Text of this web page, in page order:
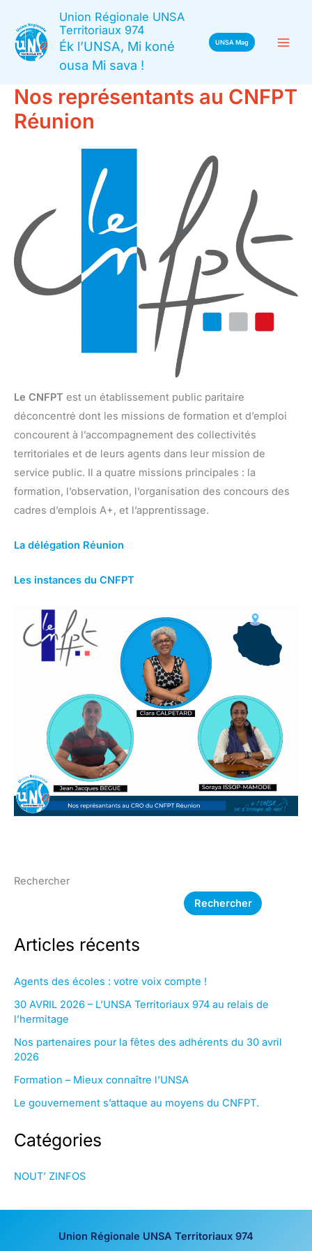
contenu
Union Régionale UNSA
Territoriaux 974
Ék l’UNSA, Mi koné
ousa Mi sava !
UNSA Mag
Nos représentants au CNFPT
Réunion
Le CNFPT est un établissement public paritaire
déconcentré dont les missions de formation et d’emploi
concourent à l’accompagnement des collectivités
territoriales et de leurs agents dans leur mission de
service public. Il a quatre missions principales : la
formation, l’observation, l’organisation des concours des
cadres d’emplois A+, et l’apprentissage.
La délégation Réunion
Les instances du CNFPT
Rechercher
Rechercher
Articles récents
Agents des écoles : votre voix compte !
30 AVRIL 2026 – L’UNSA Territoriaux 974 au relais de
l’hermitage
Nos partenaires pour la fêtes des adhérents du 30 avril
2026
Formation – Mieux connaître l’UNSA
Le gouvernement s’attaque au moyens du CNFPT.
Catégories
NOUT’ ZINFOS
Union Régionale UNSA Territoriaux 974